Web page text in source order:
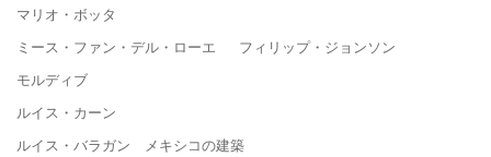
マリオ・ボッタ
ミース・ファン・デル・ローエ フィリップ・ジョンソン
モルディブ
ルイス・カーン
ルイス・バラガン メキシコの建築